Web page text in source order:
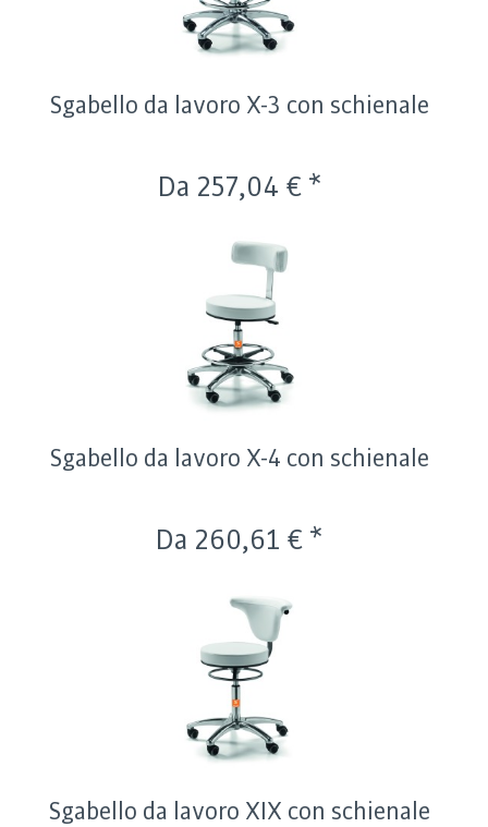
Sgabello da lavoro X-3 con schienale
Da 257,04 € *
Sgabello da lavoro X-4 con schienale
Da 260,61 € *
Sgabello da lavoro XIX con schienale